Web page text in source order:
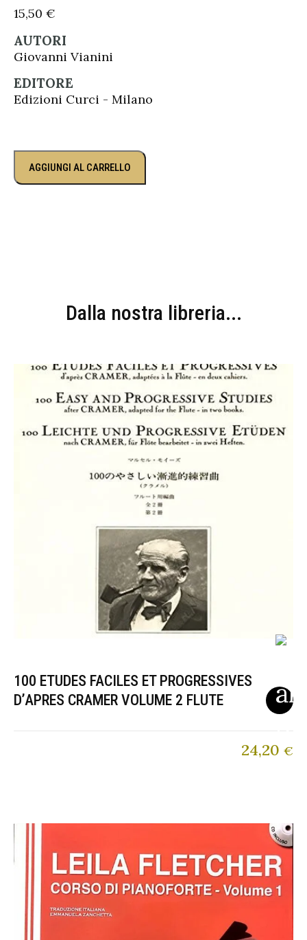
15,50 €
AUTORI
Giovanni Vianini
EDITORE
Edizioni Curci - Milano
AGGIUNGI AL CARRELLO
Dalla nostra libreria...
100 ETUDES FACILES ET PROGRESSIVES
D’APRES CRAMER VOLUME 2 FLUTE
24,20 €